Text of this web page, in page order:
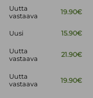
Uutta
vastaava
19.90€
Uusi 15.90€
Uutta
vastaava
21.90€
Uutta
vastaava
19.90€